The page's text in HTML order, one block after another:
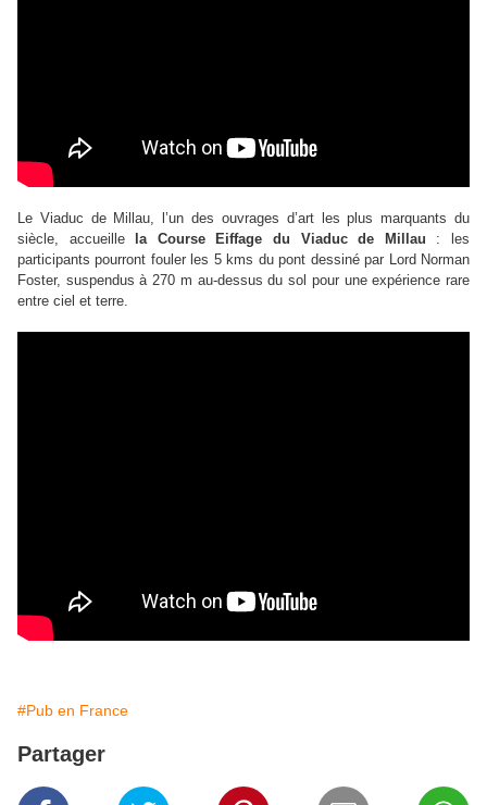
Le Viaduc de Millau, l’un des ouvrages d’art les plus marquants du
siècle, accueille
la Course Eiffage du Viaduc de Millau : les
participants pourront fouler les 5 kms du pont dessiné par Lord Norman
Foster, suspendus à 270 m au-dessus du sol pour une expérience rare
entre ciel et terre.
#Pub en France
Partager